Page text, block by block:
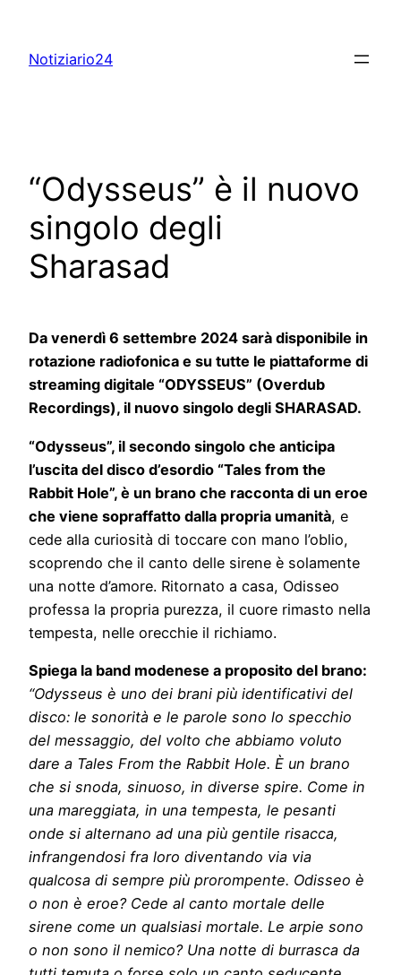
content
Notiziario24
“Odysseus” è il nuovo
singolo degli
Sharasad
Da venerdì 6 settembre 2024 sarà disponibile in
rotazione radiofonica e su tutte le piattaforme di
streaming digitale “ODYSSEUS” (Overdub
Recordings), il nuovo singolo degli SHARASAD.
“Odysseus”, il secondo singolo che anticipa
l’uscita del disco d’esordio “Tales from the
Rabbit Hole”, è un brano che racconta di un eroe
che viene sopraffatto dalla propria umanità, e
cede alla curiosità di toccare con mano l’oblio,
scoprendo che il canto delle sirene è solamente
una notte d’amore. Ritornato a casa, Odisseo
professa la propria purezza, il cuore rimasto nella
tempesta, nelle orecchie il richiamo.
Spiega la band modenese a proposito del brano:
“Odysseus è uno dei brani più identificativi del
disco: le sonorità e le parole sono lo specchio
del messaggio, del volto che abbiamo voluto
dare a Tales From the Rabbit Hole. È un brano
che si snoda, sinuoso, in diverse spire. Come in
una mareggiata, in una tempesta, le pesanti
onde si alternano ad una più gentile risacca,
infrangendosi fra loro diventando via via
qualcosa di sempre più prorompente. Odisseo è
o non è eroe? Cede al canto mortale delle
sirene come un qualsiasi mortale. Le arpie sono
o non sono il nemico? Una notte di burrasca da